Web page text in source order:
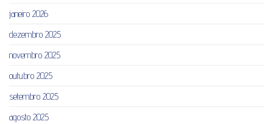
janeiro 2026
dezembro 2025
novembro 2025
outubro 2025
setembro 2025
agosto 2025